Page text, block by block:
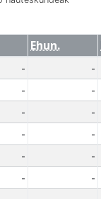
Ehun.
- -
- -
- -
- -
- -
- -